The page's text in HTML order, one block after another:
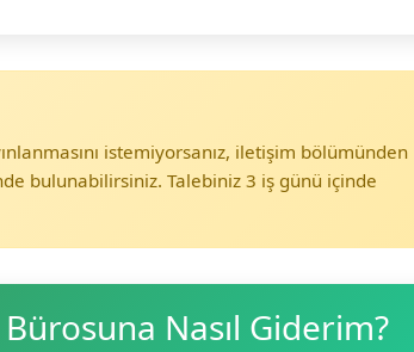
istemiyorsanız, iletişim bölümünden
bulunabilirsiniz. Talebiniz 3 iş günü içinde
Nasıl Giderim?